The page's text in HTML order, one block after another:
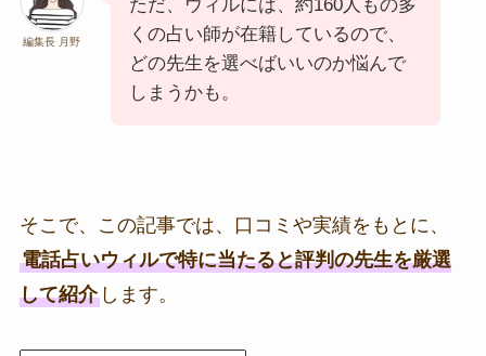
編集長 月野
ただ、ウィルには、約160人もの多
くの占い師が在籍しているので、
どの先生を選べばいいのか悩んで
しまうかも。
そこで、この記事では、口コミや実績をもとに、
電話占いウィルで特に当たると評判の先生を厳選
して紹介します。